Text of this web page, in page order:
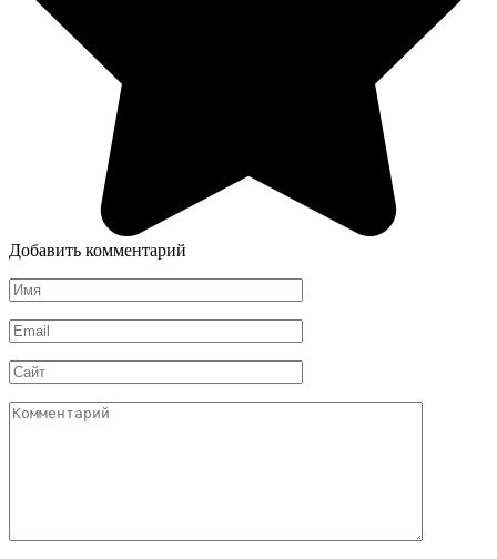
Добавить комментарий
Имя
*
Email
*
Сайт
Комментарий